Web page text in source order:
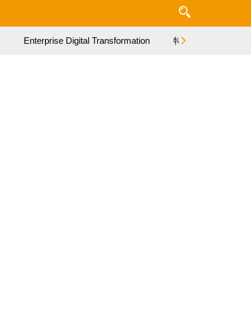
Enterprise Digital Transformation 特集